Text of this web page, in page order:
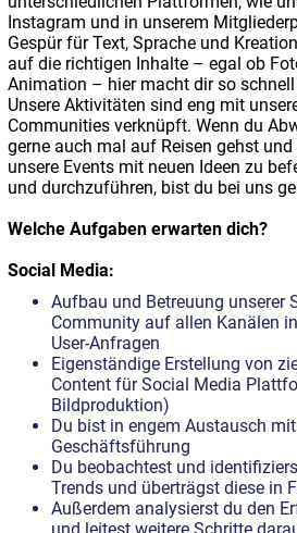
Instagram und in unserem
Gespür für Text, Sprache und
auf die richtigen Inhalte – egal ob
Animation – hier macht dir so schnell
Unsere Aktivitäten sind eng mit
Communities verknüpft. Wenn du
gerne auch mal auf Reisen gehst
unsere Events mit neuen Ideen zu
und durchzuführen, bist du bei uns
Welche Aufgaben erwarten dich?
Social Media:
Aufbau und Betreuung unserer
Community auf allen Kanälen
User-Anfragen
Eigenständige Erstellung von
Content für Social Media
Bildproduktion)
Du bist in engem Austausch
Geschäftsführung
Du beobachtest und
Trends und überträgst diese in
Außerdem analysierst du den
und leitest weitere Schritte